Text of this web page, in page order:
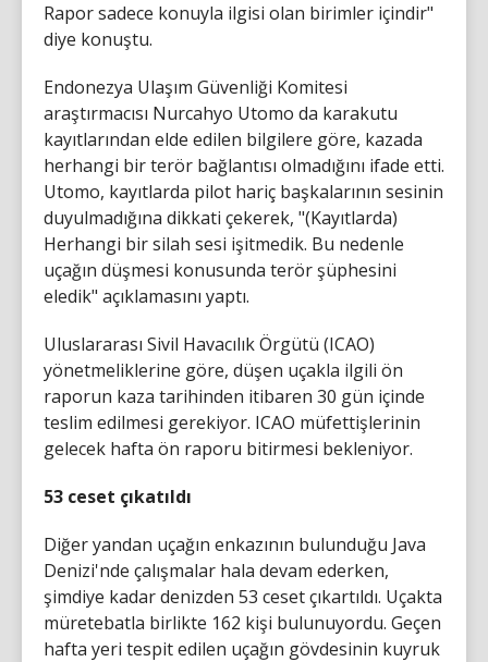
Rapor sadece konuyla ilgisi olan birimler içindir"
diye konuştu.
Endonezya Ulaşım Güvenliği Komitesi
araştırmacısı Nurcahyo Utomo da karakutu
kayıtlarından elde edilen bilgilere göre, kazada
herhangi bir terör bağlantısı olmadığını ifade etti.
Utomo, kayıtlarda pilot hariç başkalarının sesinin
duyulmadığına dikkati çekerek, "(Kayıtlarda)
Herhangi bir silah sesi işitmedik. Bu nedenle
uçağın düşmesi konusunda terör şüphesini
eledik" açıklamasını yaptı.
Uluslararası Sivil Havacılık Örgütü (ICAO)
yönetmeliklerine göre, düşen uçakla ilgili ön
raporun kaza tarihinden itibaren 30 gün içinde
teslim edilmesi gerekiyor. ICAO müfettişlerinin
gelecek hafta ön raporu bitirmesi bekleniyor.
53 ceset çıkatıldı
Diğer yandan uçağın enkazının bulunduğu Java
Denizi'nde çalışmalar hala devam ederken,
şimdiye kadar denizden 53 ceset çıkartıldı. Uçakta
müretebatla birlikte 162 kişi bulunuyordu. Geçen
hafta yeri tespit edilen uçağın gövdesinin kuyruk